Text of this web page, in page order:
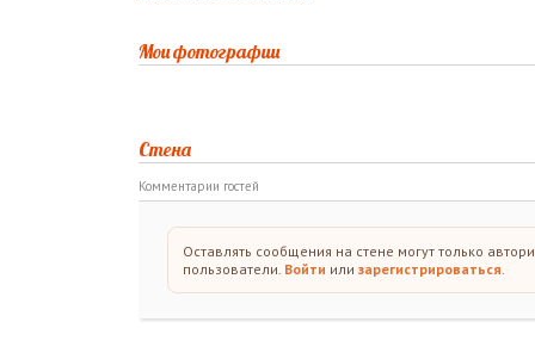
Мои фотографии
Стена
Комментарии гостей
Оставлять сообщения на стене могут только
пользователи. Войти или зарегистрироваться.